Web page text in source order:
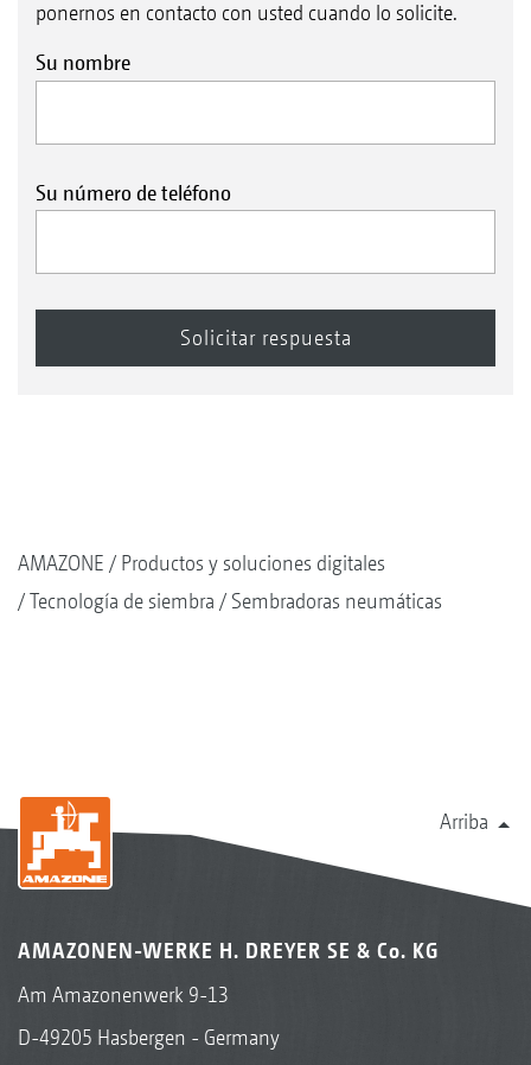
ponernos en contacto con usted cuando lo solicite.
Su nombre
Su número de teléfono
AMAZONE
Productos y soluciones digitales
Tecnología de siembra
Sembradoras neumáticas
Arriba
AMAZONEN-WERKE H. DREYER SE & Co. KG
Am Amazonenwerk 9-13
D-49205 Hasbergen - Germany